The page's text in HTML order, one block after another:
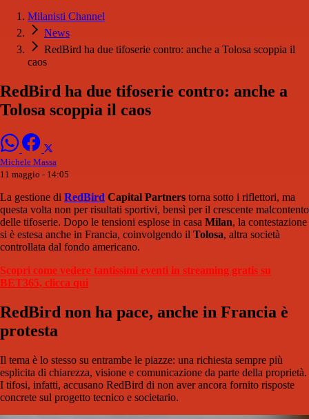
Milanisti Channel
News
RedBird ha due tifoserie contro: anche a Tolosa scoppia il
caos
RedBird ha due tifoserie contro: anche a
Tolosa scoppia il caos
Michele Massa
11 maggio - 14:05
La gestione di RedBird Capital Partners torna sotto i riflettori, ma
questa volta non per risultati sportivi, bensì per il crescente malcontento
delle tifoserie. Dopo le tensioni esplose in casa Milan, la contestazione
si è estesa anche in Francia, coinvolgendo il Tolosa, altra società
controllata dal fondo americano.
Scopri come vedere tantissimi eventi in streaming gratis su
BET365, clicca qui
RedBird non ha pace, anche in Francia è
protesta
Il tema è lo stesso su entrambe le piazze: una richiesta sempre più
esplicita di chiarezza, visione e comunicazione da parte della proprietà.
I tifosi, infatti, accusano RedBird di non aver ancora fornito risposte
concrete sul progetto tecnico e societario.